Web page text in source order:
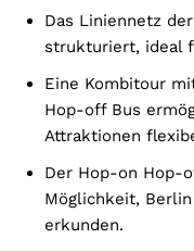
Das Liniennetz
strukturiert, ideal
Eine Kombitour
Hop-off Bus
Attraktionen
Der Hop-on Hop-
Möglichkeit,
erkunden.